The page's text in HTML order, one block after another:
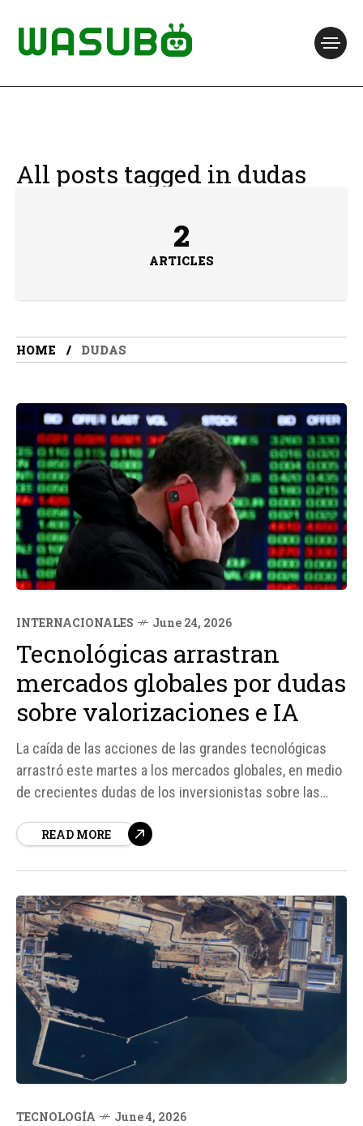
All posts tagged in dudas
2
ARTICLES
HOME DUDAS
INTERNACIONALES June 24, 2026
Tecnológicas arrastran
mercados globales por dudas
sobre valorizaciones e IA
La caída de las acciones de las grandes tecnológicas
arrastró este martes a los mercados globales, en medio
de crecientes dudas de los inversionistas sobre las
necesarios para sostener el desarrollo de la inteligencia
READ MORE
TECNOLOGÍA June 4, 2026